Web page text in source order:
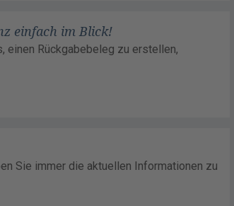
einfach im Blick!
einen Rückgabebeleg zu erstellen,
Sie immer die aktuellen Informationen zu